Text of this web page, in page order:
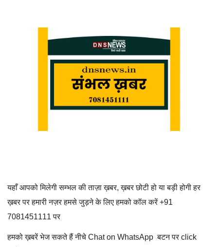
यहाँ आपको मिलेगी सम्भल की ताज़ा ख़बर, ख़बर छोटी हो या बड़ी होगी हर
ख़बर पर हमारी नज़र हमसे जुड़ने के लिए हमको कॉल करें +91
7081451111 पर
हमको ख़बरें भेज सकते हैं नीचे Chat on WhatsApp बटन पर click